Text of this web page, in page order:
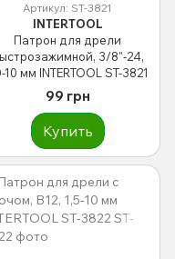
Артикул: ST-3821
INTERTOOL
Патрон для дрели
3/8"-24,
10 мм INTERTOOL ST-3821
99 грн
Купить